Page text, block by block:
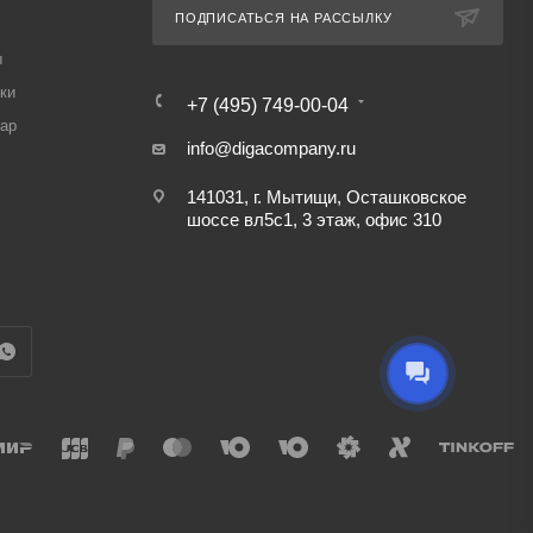
ПОДПИСАТЬСЯ НА РАССЫЛКУ
+7 (495) 749-00-04
info@digacompany.ru
141031, г. Мытищи, Осташковское
шоссе вл5с1, 3 этаж, офис 310